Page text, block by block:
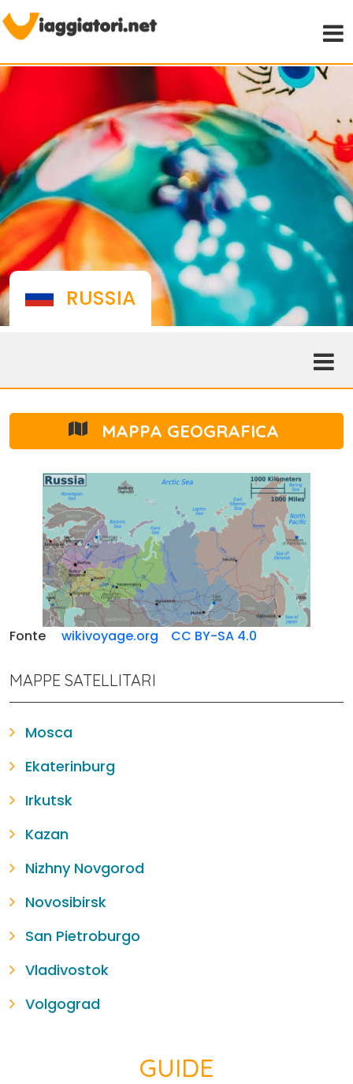
RUSSIA
MAPPA GEOGRAFICA
Fonte wikivoyage.org CC BY-SA 4.0
MAPPE SATELLITARI
Mosca
Ekaterinburg
Irkutsk
Kazan
Nizhny Novgorod
Novosibirsk
San Pietroburgo
Vladivostok
Volgograd
GUIDE